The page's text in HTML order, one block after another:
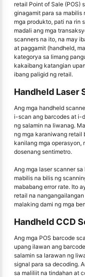
retail Point of Sale (POS)
ginagamit para sa mabilis
mga produkto, pati na rin
madali ang mga
scanners na ito, na may
at paggamit (handheld,
kategorya sa limang
kakaibang katangian
ibang paligid ng retail.
Handheld Laser
Ang mga handheld
i-scan ang barcodes at i-
ng salamin na liwanag.
ng mga karaniwang retail
kanilang mga operasyon,
dosenang sentimetro.
Ang mga laser scanner
mabilis na bilis ng
mababang error rate. Ito
retail na
malaking dami ng mga
Handheld CCD
Ang mga POS barcode
upang ilawan ang
salamin sa larawan ng
signal para sa decoding.
sa maliliit na tindahan at